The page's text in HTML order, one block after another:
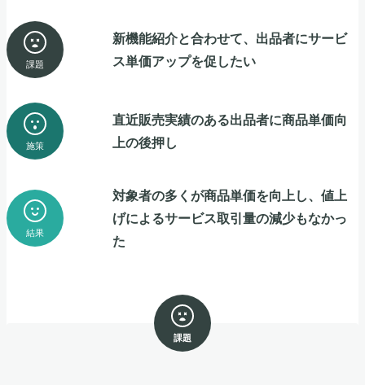
課題
新機能紹介と合わせて、出品者にサービ
ス単価アップを促したい
施策
直近販売実績のある出品者に商品単価向
上の後押し
結果
対象者の多くが商品単価を向上し、値上
げによるサービス取引量の減少もなかっ
た
課題